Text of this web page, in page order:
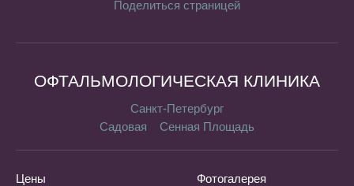
Поделиться страницей
ОФТАЛЬМОЛОГИЧЕСКАЯ КЛИНИКА
Санкт-Петербург
Садовая
Сенная Площадь
Цены
Фотогалерея